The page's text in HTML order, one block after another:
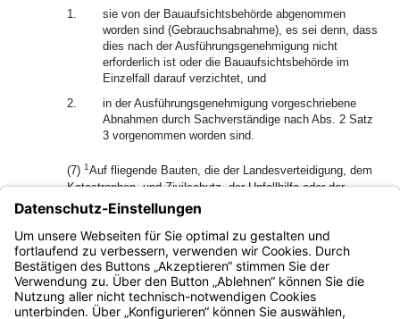
1.
sie von der Bauaufsichtsbehörde abgenommen
worden sind (Gebrauchsabnahme), es sei denn, dass
dies nach der Ausführungsgenehmigung nicht
erforderlich ist oder die Bauaufsichtsbehörde im
Einzelfall darauf verzichtet, und
2.
in der Ausführungsgenehmigung vorgeschriebene
Abnahmen durch Sachverständige nach Abs. 2 Satz
3 vorgenommen worden sind.
(7) 1Auf fliegende Bauten, die der Landesverteidigung, dem
Katastrophen- und Zivilschutz, der Unfallhilfe oder der
Erprobung oder Herstellung von Verteidigungsgütern oder
verteidigungsrelevanten Technologien der Luft- und
Raumfahrt dienen, finden die Abs. 1 bis 6 und Art. 73 keine
Anwendung.2Sie bedürfen auch keiner Baugenehmigung.
Bayern.de